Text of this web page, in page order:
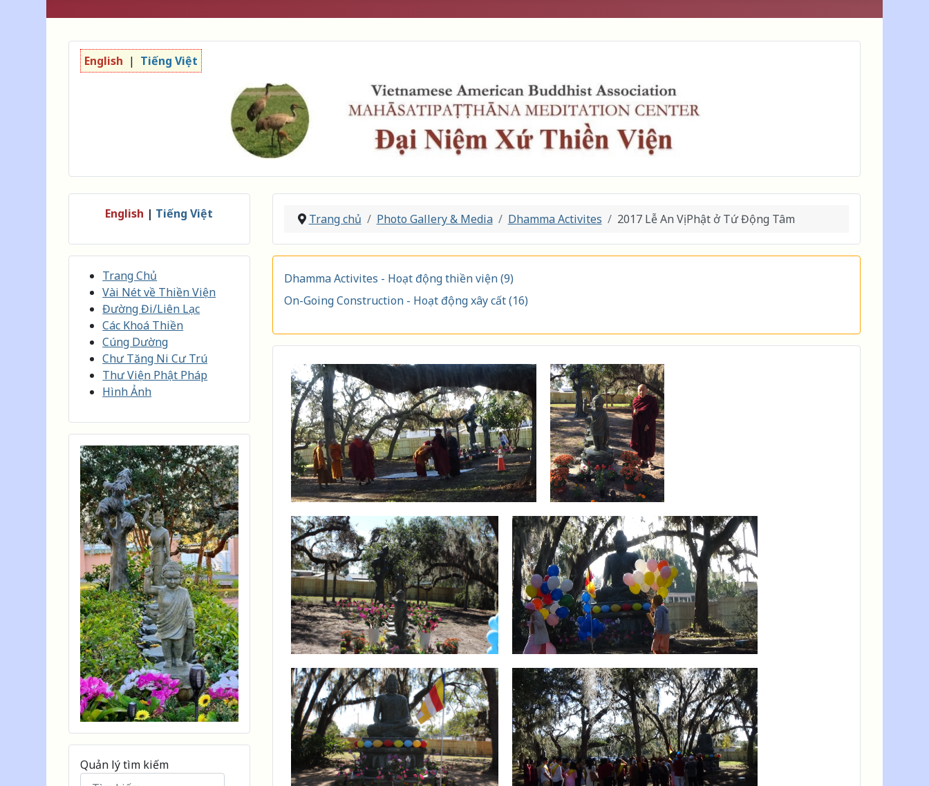
English | Tiếng Việt
English | Tiếng Việt
Trang Chủ
Vài Nét về Thiền Viện
Đường Đi/Liên Lạc
Các Khoá Thiền
Cúng Dường
Chư Tăng Ni Cư Trú
Thư Viện Phật Pháp
Hình Ảnh
Quản lý tìm kiếm
Trang chủ Photo Gallery & Media Dhamma Activites 2017 Lễ An Vị Phật ở Tứ Động Tâm
Dhamma Activites - Hoạt động thiền viện (9)
On-Going Construction - Hoạt động xây cất (16)